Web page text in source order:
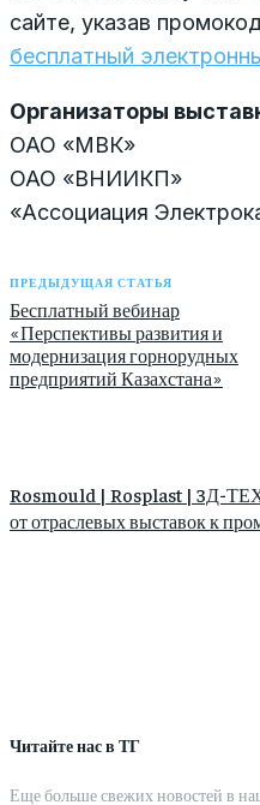
Читайте нас в ТГ
Еще больше свежих новостей в
сайте, указав
бесплатный
Организаторы
ОАО «МВК»
ОАО «ВНИИКП»
«Ассоциация
ПРЕДЫДУЩАЯ СТАТЬЯ
Бесплатный вебинар
«Перспективы развития и
модернизация горнорудных
предприятий Казахстана»
Rosmould | Rosplast | 3Д-ТЕХ
от отраслевых выставок к